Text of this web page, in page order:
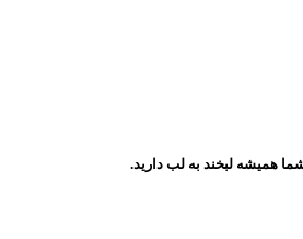
همیشه لبخند به لب دارید.